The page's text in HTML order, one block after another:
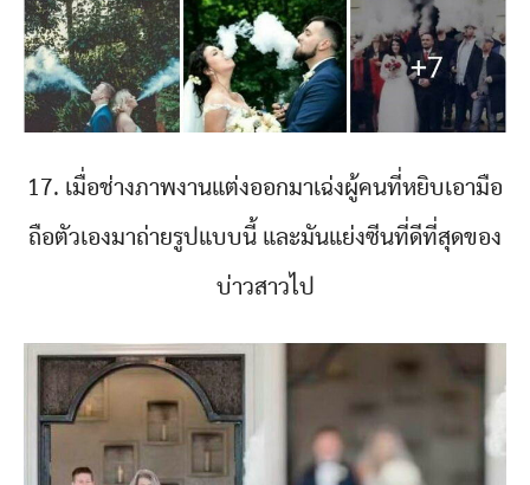
17. เมื่อช่างภาพงานแต่งออกมาเฉ่งผู้คนที่หยิบเอามือ
ถือตัวเองมาถ่ายรูปแบบนี้ และมันแย่งซีนที่ดีที่สุดของ
บ่าวสาวไป